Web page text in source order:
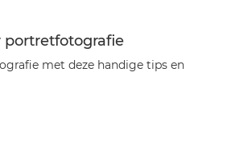
portretfotografie
met deze handige tips en